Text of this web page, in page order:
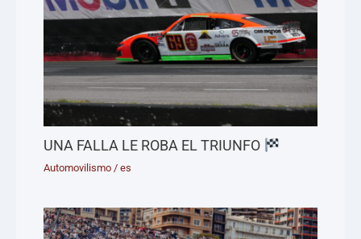
UNA FALLA LE ROBA EL TRIUNFO
Automovilismo /es